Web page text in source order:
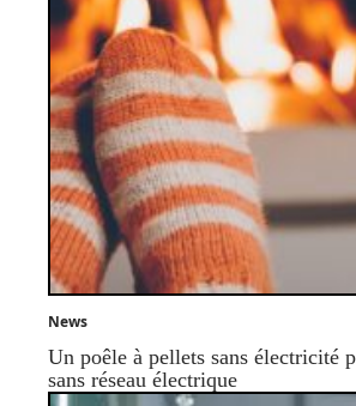
News
Un poêle à pellets sans électricité
sans réseau électrique